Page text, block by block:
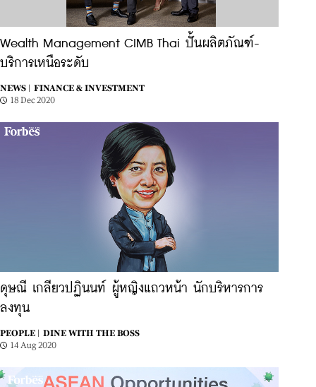
Wealth Management CIMB Thai ปั้นผลิตภัณฑ์-
บริการเหนือระดับ
NEWS |
FINANCE & INVESTMENT
18 Dec 2020
ดุษณี เกลียวปฏินนท์ ผู้หญิงแถวหน้า นักบริหารการ
ลงทุน
PEOPLE |
DINE WITH THE BOSS
14 Aug 2020